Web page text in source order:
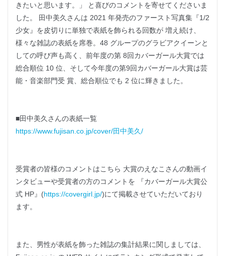
きたいと思います。」 と喜びのコメントを寄せてくださいま
した。 田中美久さんは 2021 年発売のファースト写真集『1/2
少女』を皮切りに単独で表紙を飾られる回数が 増え続け、
様々な雑誌の表紙を席巻。48 グループのグラビアクイーンと
しての呼び声も高く、前年度の第 8回カバーガール大賞では
総合順位 10 位、そして今年度の第9回カバーガール大賞は芸
能・音楽部門受 賞、総合順位でも 2 位に輝きました。
■田中美久さんの表紙一覧
https://www.fujisan.co.jp/cover/田中美久/
受賞者の皆様のコメントはこちら 大賞のえなこさんの動画イ
ンタビューや受賞者の方のコメントを 『カバーガール大賞公
式 HP』(https://covergirl.jp/)にて掲載させていただいており
ます。
また、男性が表紙を飾った雑誌の集計結果に関しましては、